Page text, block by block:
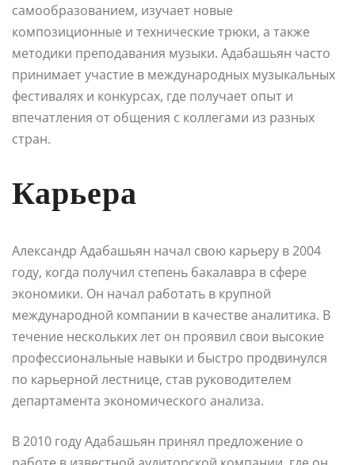
самообразованием, изучает новые
композиционные и технические трюки, а также
методики преподавания музыки. Адабашьян часто
принимает участие в международных музыкальных
фестивалях и конкурсах, где получает опыт и
впечатления от общения с коллегами из разных
стран.
Карьера
Александр Адабашьян начал свою карьеру в 2004
году, когда получил степень бакалавра в сфере
экономики. Он начал работать в крупной
международной компании в качестве аналитика. В
течение нескольких лет он проявил свои высокие
профессиональные навыки и быстро продвинулся
по карьерной лестнице, став руководителем
департамента экономического анализа.
В 2010 году Адабашьян принял предложение о